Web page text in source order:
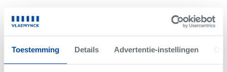
Toestemming Details Advertentie-instellingen
Net gemist
VERKOCHT